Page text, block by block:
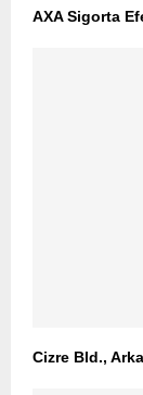
AXA Sigorta
Cizre Bld.,